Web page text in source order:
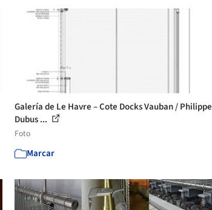
Galería de Le Havre – Cote Docks Vauban / Philippe
Dubus ...
Foto
Marcar